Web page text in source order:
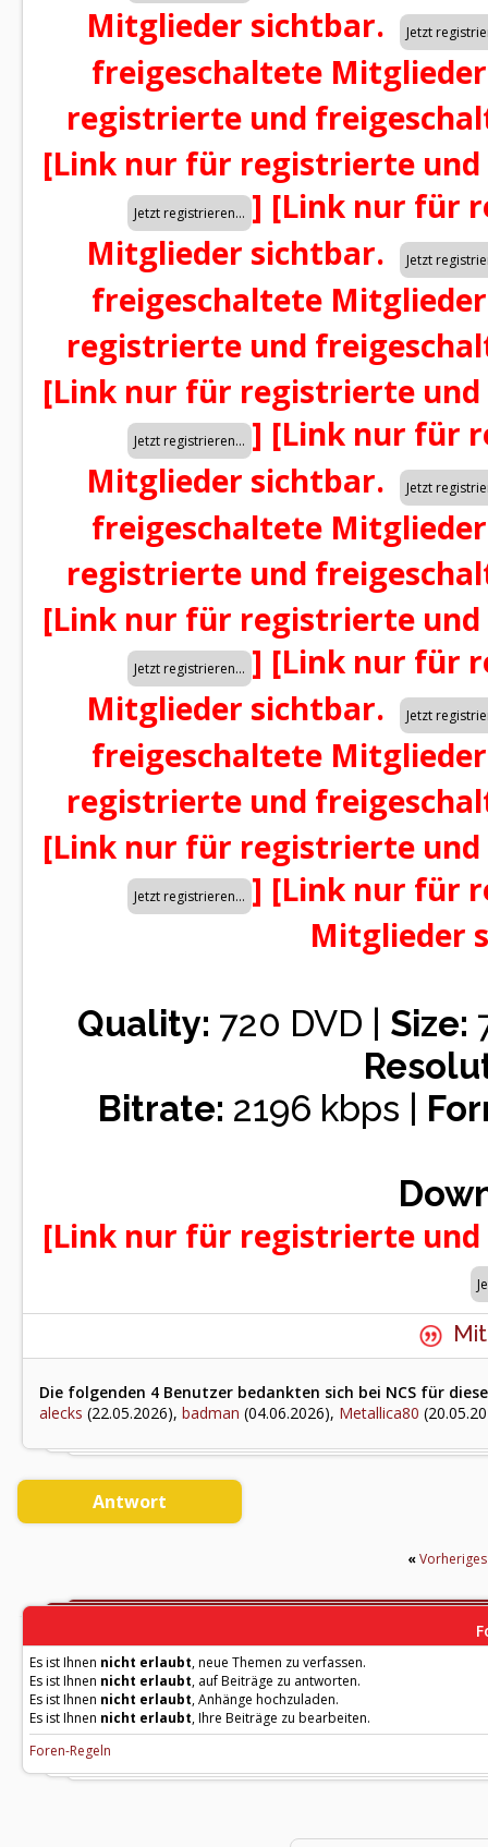
Mitglieder sichtbar.
freigeschaltete
registrierte und
[Link nur für registrierte
] [Link nur für
Mitglieder sichtbar.
freigeschaltete
registrierte und
[Link nur für registrierte
] [Link nur für
Mitglieder sichtbar.
freigeschaltete
registrierte und
[Link nur für registrierte
] [Link nur für
Mitglieder sichtbar.
freigeschaltete
registrierte und
[Link nur für registrierte
] [Link nur für
Mitglieder
Quality: 720 DVD | Size:
Bitrate: 2196 kbps |
[Link nur für registrierte
Die folgenden 4 Benutzer bedankten sich bei NCS für
alecks (22.05.2026), badman (04.06.2026), Metallica80
Antwort
«
Es ist Ihnen nicht erlaubt, neue Themen zu verfassen.
Es ist Ihnen nicht erlaubt, auf Beiträge zu antworten.
Es ist Ihnen nicht erlaubt, Anhänge hochzuladen.
Es ist Ihnen nicht erlaubt, Ihre Beiträge zu bearbeiten.
Foren-Regeln